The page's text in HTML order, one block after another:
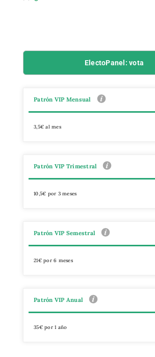
ElectoPanel: vota
Patrón VIP Mensual
3,5€ al mes
Patrón VIP Trimestral
10,5€ por 3 meses
Patrón VIP Semestral
21€ por 6 meses
Patrón VIP Anual
35€ por 1 año